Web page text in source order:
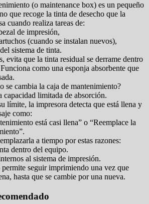
(o maintenance box) es un pequeño
que recoge la tinta de desecho que la
cuando realiza tareas de:
de impresión,
(cuando se instalan nuevos),
sistema de tinta.
evita que la tinta residual se derrame dentro
como una esponja absorbente que
se cambia la caja de mantenimiento?
capacidad limitada de absorción.
límite, la impresora detecta que está llena y
como:
está casi llena” o “Reemplace la
a tiempo por estas razones:
dentro del equipo.
al sistema de impresión.
seguir imprimiendo una vez que
hasta que se cambie por una nueva.